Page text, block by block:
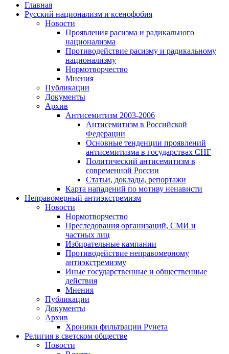
Главная
Русский национализм и ксенофобия
Новости
Проявления расизма и радикального
национализма
Противодействие расизму и радикальному
национализму
Нормотворчество
Мнения
Публикации
Документы
Архив
Антисемитизм 2003-2006
Антисемитизм в Российской
Федерации
Основные тенденции проявлений
антисемитизма в государствах СНГ
Политический антисемитизм в
современной России
Статьи, доклады, репортажи
Карта нападений по мотиву ненависти
Неправомерный антиэкстремизм
Новости
Нормотворчество
Преследования организаций, СМИ и
частных лиц
Избирательные кампании
Противодействие неправомерному
антиэкстремизму
Иные государственные и общественные
действия
Мнения
Публикации
Документы
Архив
Хроники фильтрации Рунета
Религия в светском обществе
Новости